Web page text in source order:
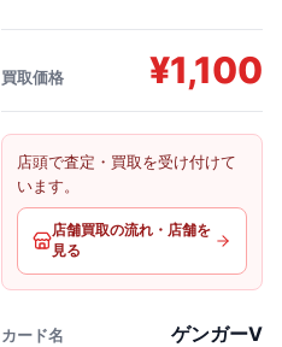
買取価格 ¥1,100
店頭で査定・買取を受け付けて
います。
店舗買取の流れ・店舗を
見る
カード名 ゲンガーV